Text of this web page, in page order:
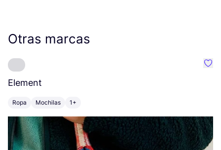
Otras marcas
Element
Ropa Mochilas 1+